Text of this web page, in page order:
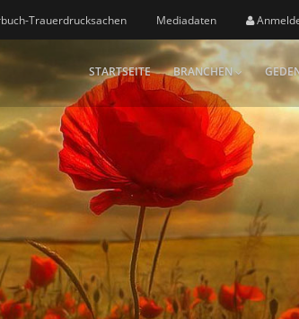
Trauerdrucksachen Mediadaten
STARTSEITE BRANCHEN